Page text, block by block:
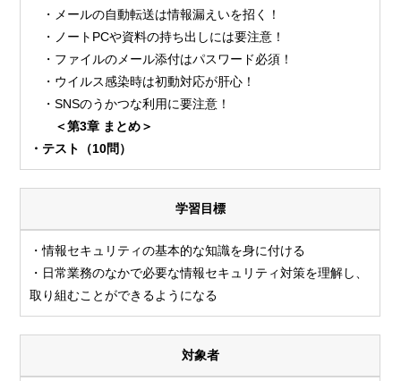
・メールの自動転送は情報漏えいを招く！
・ノートPCや資料の持ち出しには要注意！
・ファイルのメール添付はパスワード必須！
・ウイルス感染時は初動対応が肝心！
・SNSのうかつな利用に要注意！
＜第3章 まとめ＞
・テスト（10問）
学習目標
・情報セキュリティの基本的な知識を身に付ける
・日常業務のなかで必要な情報セキュリティ対策を理解し、
取り組むことができるようになる
対象者